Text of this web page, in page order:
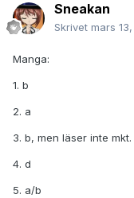
Sneakan
Skrivet mars
Manga:
1. b
2. a
3. b, men läser inte mkt.
4. d
5. a/b